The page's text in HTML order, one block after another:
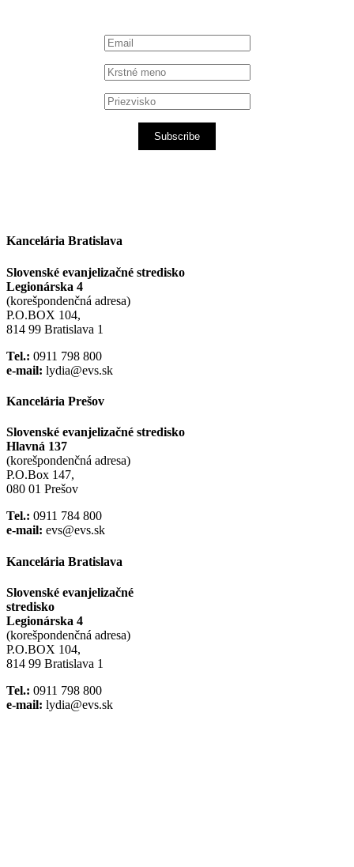
Subscribe
Kancelária Bratislava
Slovenské evanjelizačné stredisko
Legionárska 4
(korešpondenčná adresa)
P.O.BOX 104,
814 99 Bratislava 1
Tel.: 0911 798 800
e-mail: lydia@evs.sk
Kancelária Prešov
Slovenské evanjelizačné stredisko
Hlavná 137
(korešpondenčná adresa)
P.O.Box 147,
080 01 Prešov
Tel.: 0911 784 800
e-mail: evs@evs.sk
Kancelária Bratislava
Slovenské evanjelizačné
stredisko
Legionárska 4
(korešpondenčná adresa)
P.O.BOX 104,
814 99 Bratislava 1
Tel.: 0911 798 800
e-mail: lydia@evs.sk